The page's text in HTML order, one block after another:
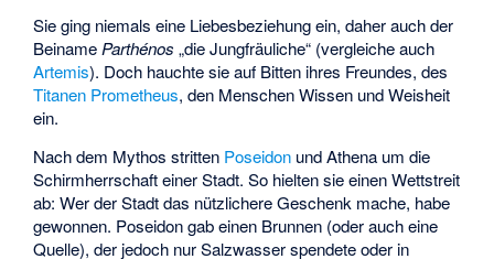
Sie ging niemals eine Liebesbeziehung ein, daher auch der
Beiname Parthénos „die Jungfräuliche“ (vergleiche auch
Artemis). Doch hauchte sie auf Bitten ihres Freundes, des
Titanen Prometheus, den Menschen Wissen und Weisheit
ein.
Nach dem Mythos stritten Poseidon und Athena um die
Schirmherrschaft einer Stadt. So hielten sie einen Wettstreit
ab: Wer der Stadt das nützlichere Geschenk mache, habe
gewonnen. Poseidon gab einen Brunnen (oder auch eine
Quelle), der jedoch nur Salzwasser spendete oder in